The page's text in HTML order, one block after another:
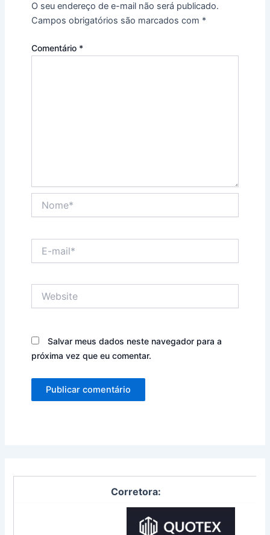
O seu endereço de e-mail não será publicado.
Campos obrigatórios são marcados com *
Comentário *
mail*
Salvar meus dados neste navegador para a
próxima vez que eu comentar.
Corretora: